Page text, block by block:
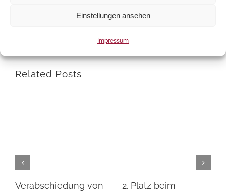
Einstellungen ansehen
Impressum
Related Posts
Verabschiedung von
2. Platz beim